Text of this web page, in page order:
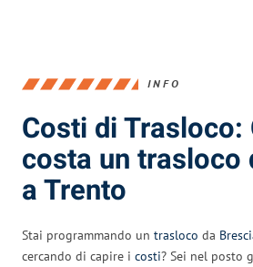
INFO
Costi di Trasloco:
costa un trasloco
a Trento
Stai programmando un trasloco da
cercando di capire i costi? Sei nel posto